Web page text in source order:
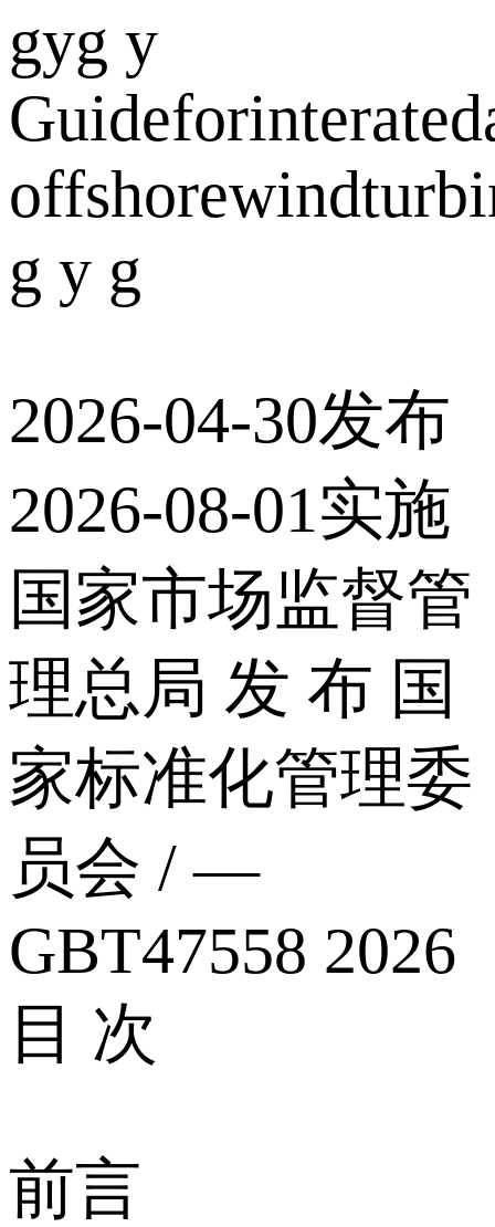
gyg y
g y g
2026-04-30发布
2026-08-01实施
国家市场监督管
理总局 发 布 国
家标准化管理委
员会 / —
GBT47558 2026
目 次
前言